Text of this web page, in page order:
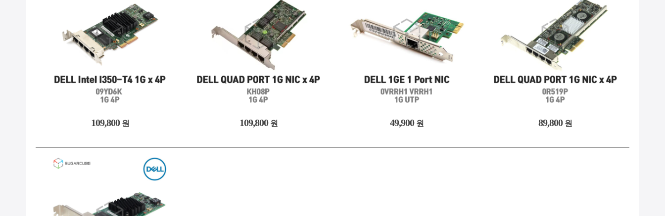
109,800 원 109,800 원 49,900 원 89,800 원